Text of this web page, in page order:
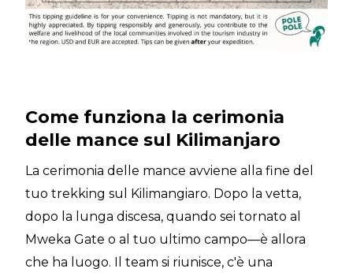
Come funziona la cerimonia
delle mance sul Kilimanjaro
La cerimonia delle mance avviene alla fine del
tuo trekking sul Kilimangiaro. Dopo la vetta,
dopo la lunga discesa, quando sei tornato al
Mweka Gate o al tuo ultimo campo—è allora
che ha luogo. Il team si riunisce, c'è una